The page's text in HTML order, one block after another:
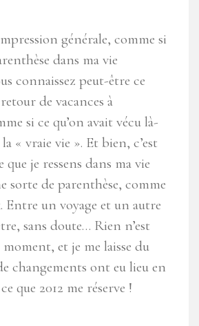
générale, comme si
dans ma vie
connaissez peut-être ce
de vacances à
si ce qu’on avait vécu là-
« vraie vie ». Et bien, c’est
je ressens dans ma vie
sorte de parenthèse, comme
Entre un voyage et un autre
sans doute… Rien n’est
et je me laisse du
changements ont eu lieu en
que 2012 me réserve !